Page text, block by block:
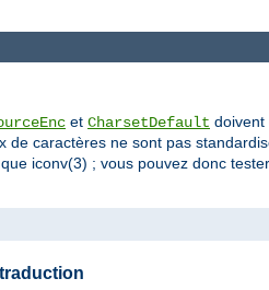
et CharsetDefault doivent
de caractères ne sont pas
iconv(3) ; vous pouvez donc